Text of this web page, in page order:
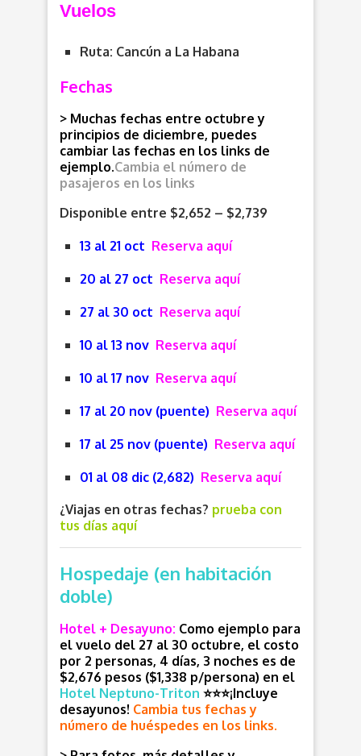
Vuelos
Ruta: Cancún a La Habana
Fechas
> Muchas fechas entre octubre y
principios de diciembre, puedes
cambiar las fechas en los links de
ejemplo.Cambia el número de
pasajeros en los links
Disponible entre $2,652 – $2,739
13 al 21 oct Reserva aquí
20 al 27 oct Reserva aquí
27 al 30 oct Reserva aquí
10 al 13 nov Reserva aquí
10 al 17 nov Reserva aquí
17 al 20 nov (puente) Reserva aquí
17 al 25 nov (puente) Reserva aquí
01 al 08 dic (2,682) Reserva aquí
¿Viajas en otras fechas? prueba con
tus días aquí
Hospedaje (en habitación
doble)
Hotel + Desayuno: Como ejemplo para
el vuelo del 27 al 30 octubre, el costo
por 2 personas, 4 días, 3 noches es de
$2,676 pesos ($1,338 p/persona) en el
Hotel Neptuno-Triton ⭐⭐⭐¡Incluye
desayunos! Cambia tus fechas y
número de huéspedes en los links.